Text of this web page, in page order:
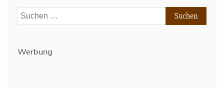
Suchen
nach:
Werbung